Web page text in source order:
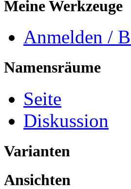
Meine Werkzeuge
Anmelden /
Namensräume
Seite
Diskussion
Varianten
Ansichten